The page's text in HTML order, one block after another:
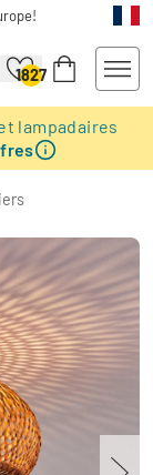
1827
lampadaires